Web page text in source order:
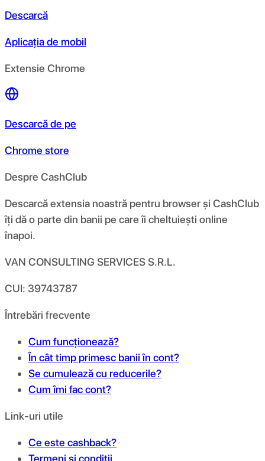
Descarcă
Aplicația de mobil
Extensie Chrome
Descarcă de pe
Chrome store
Despre CashClub
Descarcă extensia noastră pentru browser și CashClub
îți dă o parte din banii pe care îi cheltuiești online
înapoi.
VAN CONSULTING SERVICES S.R.L.
CUI: 39743787
Întrebări frecvente
Cum funcționează?
În cât timp primesc banii în cont?
Se cumulează cu reducerile?
Cum îmi fac cont?
Link-uri utile
Ce este cashback?
Termeni și condiții